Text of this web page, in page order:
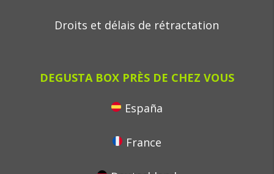
Droits et délais de rétractation
DEGUSTA BOX PRÈS DE CHEZ VOUS
España
France